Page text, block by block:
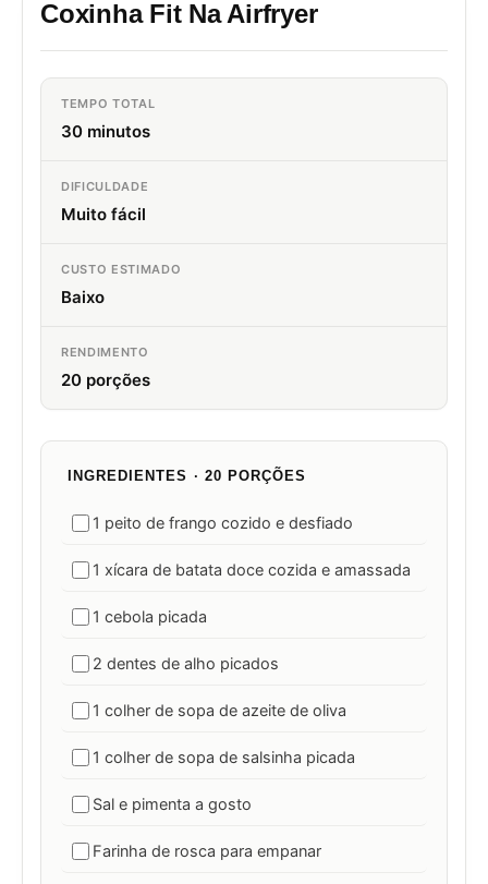
Coxinha Fit Na Airfryer
TEMPO TOTAL
30 minutos
DIFICULDADE
Muito fácil
CUSTO ESTIMADO
Baixo
RENDIMENTO
20 porções
INGREDIENTES · 20 PORÇÕES
1 peito de frango cozido e desfiado
1 xícara de batata doce cozida e amassada
1 cebola picada
2 dentes de alho picados
1 colher de sopa de azeite de oliva
1 colher de sopa de salsinha picada
Sal e pimenta a gosto
Farinha de rosca para empanar